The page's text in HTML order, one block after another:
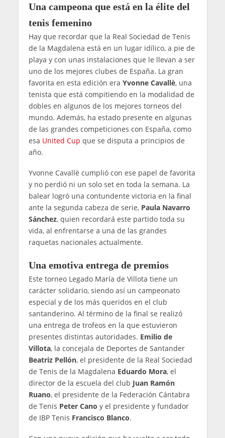
Una campeona que está en la élite del
tenis femenino
Hay que recordar que la Real Sociedad de Tenis
de la Magdalena está en un lugar idílico, a pie de
playa y con unas instalaciones que le llevan a ser
uno de los mejores clubes de España. La gran
favorita en esta edición era Yvonne Cavallè, una
tenista que está compitiendo en la modalidad de
dobles en algunos de los mejores torneos del
mundo. Además, ha estado presente en algunas
de las grandes competiciones con España, como
esa United Cup que se disputa a principios de
año.
Yvonne Cavallè cumplió con ese papel de favorita
y no perdió ni un solo set en toda la semana. La
balear logró una contundente victoria en la final
ante la segunda cabeza de serie, Paula Navarro
Sánchez, quien recordará este partido toda su
vida, al enfrentarse a una de las grandes
raquetas nacionales actualmente.
Una emotiva entrega de premios
Este torneo Legado María de Villota tiene un
carácter solidario, siendo así un campeonato
especial y de los más queridos en el club
santanderino. Al término de la final se realizó
una entrega de trofeos en la que estuvieron
presentes distintas autoridades. Emilio de
Villota, la concejala de Deportes de Santander
Beatriz Pellón, el presidente de la Real Sociedad
de Tenis de la Magdalena Eduardo Mora, el
director de la escuela del club Juan Ramón
Ruano, el presidente de la Federación Cántabra
de Tenis Peter Cano y el presidente y fundador
de IBP Tenis Francisco Blanco.